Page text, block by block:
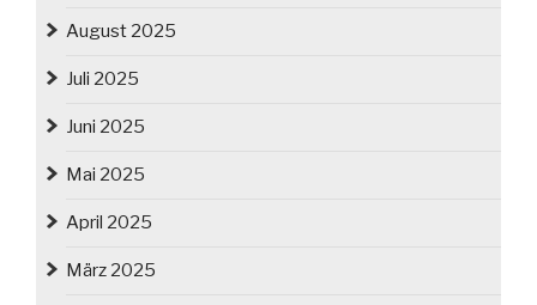
August 2025
Juli 2025
Juni 2025
Mai 2025
April 2025
März 2025